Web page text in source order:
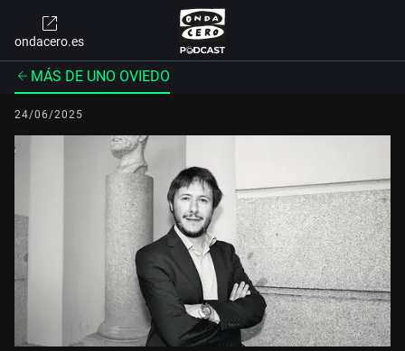
ondacero.es
MÁS DE UNO OVIEDO
24/06/2025